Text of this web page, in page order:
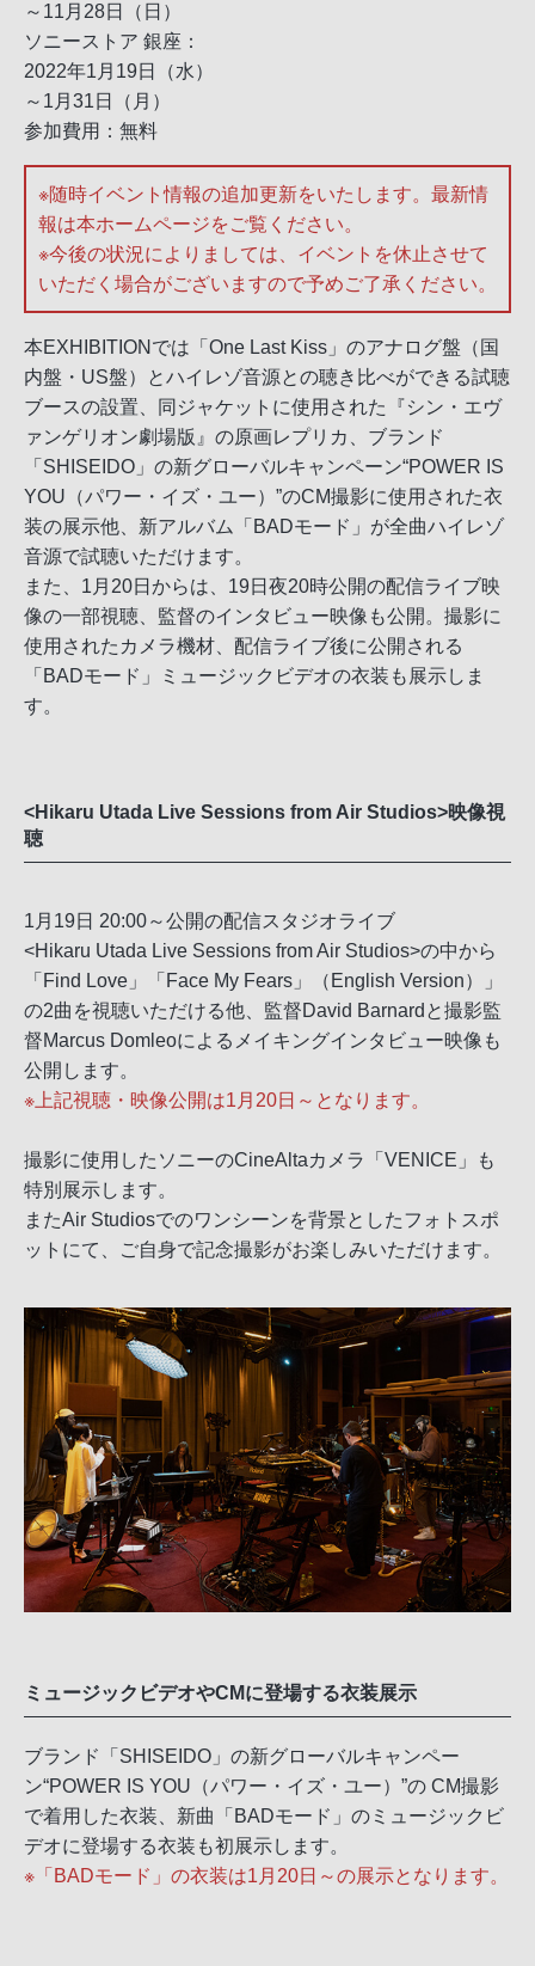
～11月28日（日）
ソニーストア 銀座：
2022年1月19日（水）
～1月31日（月）
参加費用：無料
※随時イベント情報の追加更新をいたします。最新情
報は本ホームページをご覧ください。
※今後の状況によりましては、イベントを休止させて
いただく場合がございますので予めご了承ください。
本EXHIBITIONでは「One Last Kiss」のアナログ盤（国
内盤・US盤）とハイレゾ音源との聴き比べができる試聴
ブースの設置、同ジャケットに使用された『シン・エヴ
ァンゲリオン劇場版』の原画レプリカ、ブランド
「SHISEIDO」の新グローバルキャンペーン“POWER IS
YOU（パワー・イズ・ユー）”のCM撮影に使用された衣
装の展示他、新アルバム「BADモード」が全曲ハイレゾ
音源で試聴いただけます。
また、1月20日からは、19日夜20時公開の配信ライブ映
像の一部視聴、監督のインタビュー映像も公開。撮影に
使用されたカメラ機材、配信ライブ後に公開される
「BADモード」ミュージックビデオの衣装も展示しま
す。
<Hikaru Utada Live Sessions from Air Studios>映像視
聴
1月19日 20:00～公開の配信スタジオライブ
<Hikaru Utada Live Sessions from Air Studios>の中から
「Find Love」「Face My Fears」（English Version）」
の2曲を視聴いただける他、監督David Barnardと撮影監
督Marcus Domleoによるメイキングインタビュー映像も
公開します。
※上記視聴・映像公開は1月20日～となります。
撮影に使用したソニーのCineAltaカメラ「VENICE」も
特別展示します。
またAir Studiosでのワンシーンを背景としたフォトスポ
ットにて、ご自身で記念撮影がお楽しみいただけます。
ミュージックビデオやCMに登場する衣装展示
ブランド「SHISEIDO」の新グローバルキャンペー
ン“POWER IS YOU（パワー・イズ・ユー）”の CM撮影
で着用した衣装、新曲「BADモード」のミュージックビ
デオに登場する衣装も初展示します。
※「BADモード」の衣装は1月20日～の展示となります。